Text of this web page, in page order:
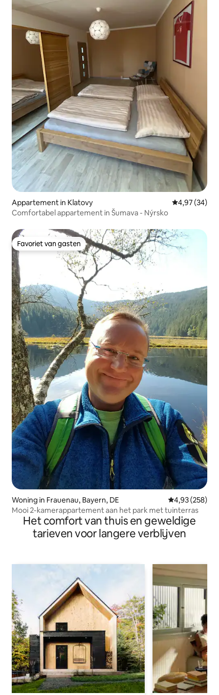
Appartement in Klatovy Gemiddelde
4,97 (34)
Comfortabel appartement in Šumava - Nýrsko
Favoriet van gasten
Favoriet van gasten
Woning in Frauenau, Bayern, DE Gemiddelde
4,93 (258)
Mooi 2-kamerappartement aan het park met tuinterras
Het comfort van thuis en geweldige
tarieven voor langere verblijven